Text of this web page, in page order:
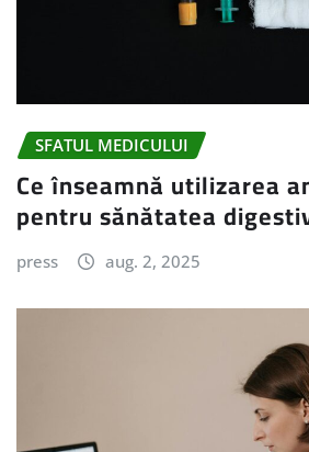
SFATUL MEDICULUI
Ce înseamnă utilizarea
pentru sănătatea
press aug. 2, 2025